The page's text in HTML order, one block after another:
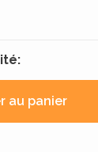
au panier